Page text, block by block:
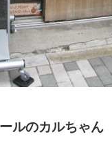
ルのカルちゃん